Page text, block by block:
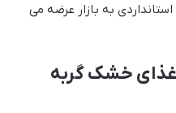
به بازار عرضه می
خشک گربه